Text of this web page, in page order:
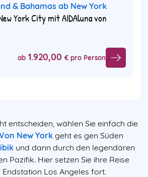
& Bahamas ab New York
York City mit AIDAluna von
ab 1.920,00 € pro Person
entscheiden, wählen Sie einfach die
New York geht es gen Süden
und dann durch den legendären
Pazifik. Hier setzen Sie ihre Reise
Los Angeles fort.